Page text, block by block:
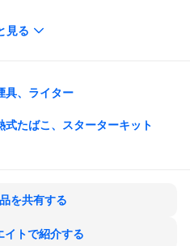
された吸い口
せん
キッドは全て天然素材を使用
食品分析センターにて認定済
いなし、
見る
具、ライター
式たばこ、スターターキット
を共有する
イトで紹介する